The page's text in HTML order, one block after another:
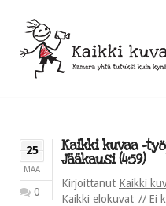
25
MAA
0
Kaikki kuvaa -
Jääkausi (4:59)
Kirjoittanut Kaikki
Kaikki elokuvat
Ei